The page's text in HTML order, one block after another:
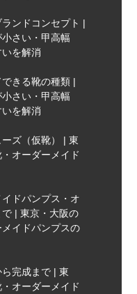
ランドコンセプト |
さい・甲高幅
を解消
できる靴の種類 |
さい・甲高幅
を解消
ーズ（仮靴） | 東
オーダーメイド
イドパンプス・オ
| 東京・大阪の
イドパンプスの
ら完成まで | 東
オーダーメイド